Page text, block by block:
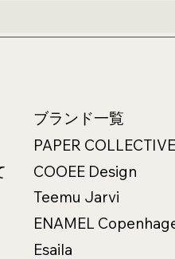
壁スタイリング術～
Walls with Paper
#1～
ブランド一覧
PAPER COLLECTIVE
COOEE Design
Teemu Jarvi
ENAMEL
Esaila